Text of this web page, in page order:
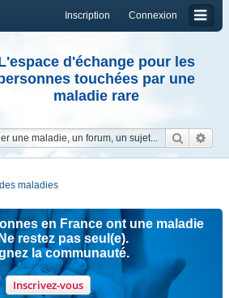
Connexion
Inscription
d'échange pour les
touchées par une
maladie rare
maladies
en France ont une maladie
restez pas seul(e).
la communauté.
Inscrivez-vous